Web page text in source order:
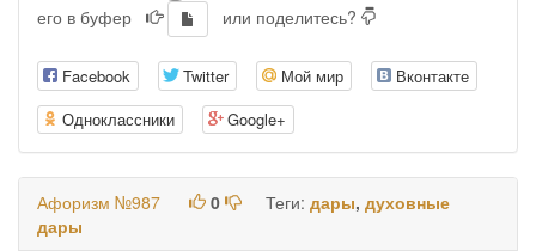
его в буфер
или поделитесь?
Facebook Twitter Мой мир
Вконтакте
Одноклассники
Google+
Афоризм №987 0 Теги: дары, духовные
дары